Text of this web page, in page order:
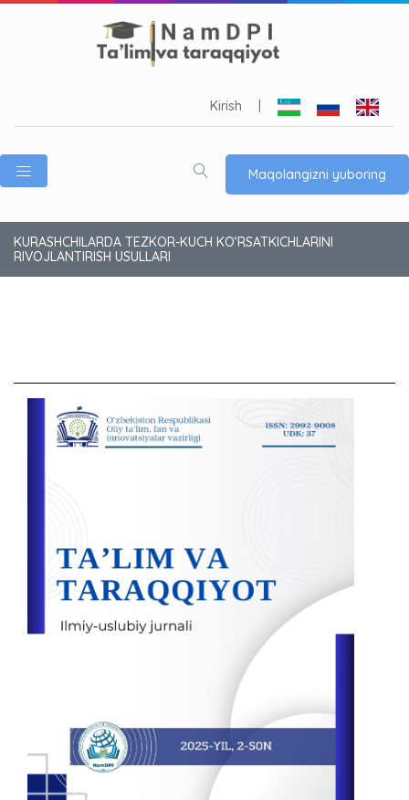
Kirish
Maqolangizni yuboring
KURASHCHILARDA TEZKOR-KUCH KO‘RSATKICHLARINI
RIVOJLANTIRISH USULLARI